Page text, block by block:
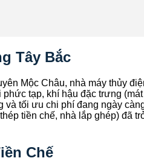
Tây Bắc
Mộc Châu, nhà máy thủy
tạp, khí hậu đặc trưng
tối ưu chi phí đang ngày
tiền chế, nhà lắp ghép) đã
Chế